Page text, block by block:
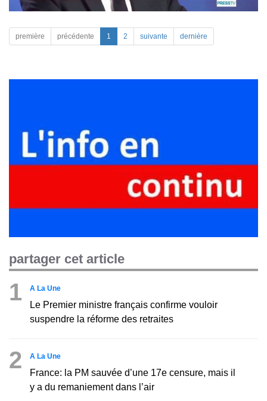
première précédente 1 2 suivante dernière
partager cet article
1 A La Une
Le Premier ministre français confirme vouloir
suspendre la réforme des retraites
2 A La Une
France: la PM sauvée d’une 17e censure, mais il
y a du remaniement dans l’air